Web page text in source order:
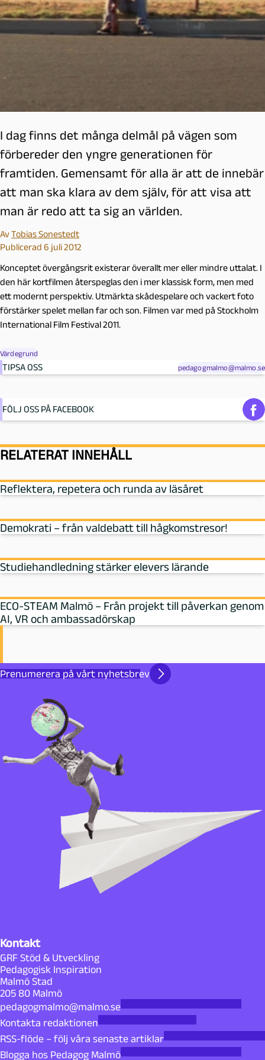
I dag finns det många delmål på vägen som
förbereder den yngre generationen för
framtiden. Gemensamt för alla är att de innebär
att man ska klara av dem själv, för att visa att
man är redo att ta sig an världen.
AvTobias Sonestedt
Publicerad 6 juli 2012
Konceptet övergångsrit existerar överallt mer eller mindre uttalat. I
den här kortfilmen återspeglas den i mer klassisk form, men med
ett modernt perspektiv. Utmärkta skådespelare och vackert foto
förstärker spelet mellan far och son. Filmen var med på Stockholm
International Film Festival 2011.
Värdegrund
TIPSA OSS pedagogmalmo@malmo.se
FÖLJ OSS PÅ FACEBOOK
RELATERAT INNEHÅLL
Reflektera, repetera och runda av läsåret
Demokrati – från valdebatt till hågkomstresor!
Studiehandledning stärker elevers lärande
ECO-STEAM Malmö – Från projekt till påverkan genom
AI, VR och ambassadörskap
Prenumerera på vårt nyhetsbrev
Kontakt
GRF Stöd & Utveckling
Pedagogisk Inspiration
Malmö Stad
205 80 Malmö
pedagogmalmo@malmo.se
Kontakta redaktionen
RSS-flöde – följ våra senaste artiklar
Blogga hos Pedagog Malmö